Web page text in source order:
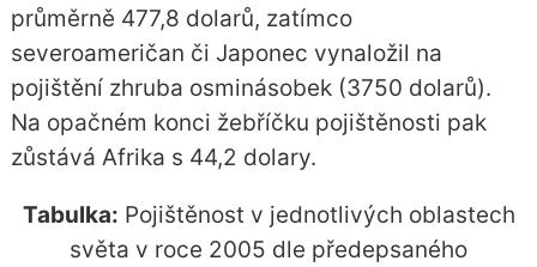
průměrně 477,8 dolarů, zatímco
severoameričan či Japonec vynaložil na
pojištění zhruba osminásobek (3750 dolarů).
Na opačném konci žebříčku pojištěnosti pak
zůstává Afrika s 44,2 dolary.
Tabulka: Pojištěnost v jednotlivých oblastech
světa v roce 2005 dle předepsaného